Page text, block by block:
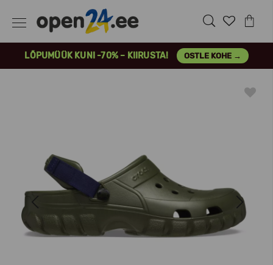
LÕPUMÜÜK KUNI -70% – KIIRUSTA! OSTLE KOHE →
Next